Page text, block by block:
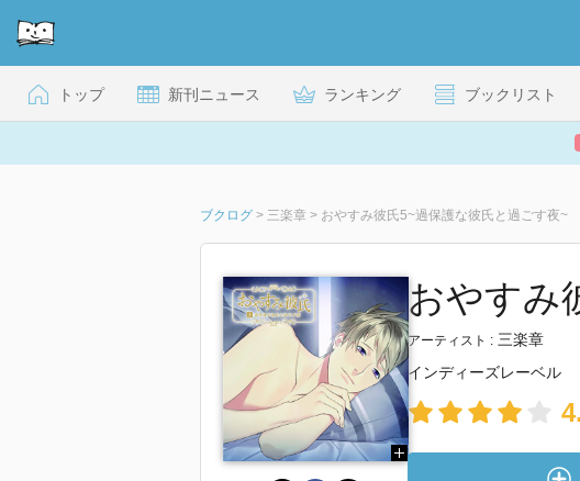
トップ 新刊ニュース ランキング ブックリスト
ブクログ > 三楽章 > おやすみ彼氏5~過保護な彼氏と過ごす夜~
おやすみ
アーティスト : 三楽章
インディーズレーベル